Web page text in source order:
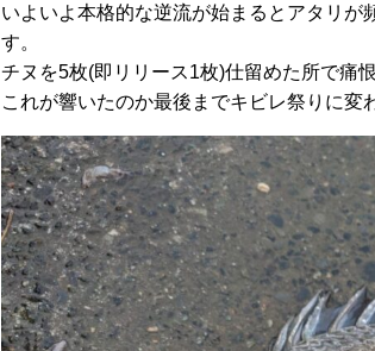
いよいよ本格的な逆流が始まるとアタリが
す。
チヌを5枚(即リリース1枚)仕留めた所で痛恨
これが響いたのか最後までキビレ祭りに変